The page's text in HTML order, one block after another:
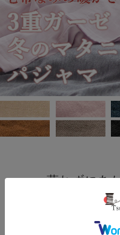
蒸れずにあ
産前から産後ま
3重ガーゼ襟な
毛